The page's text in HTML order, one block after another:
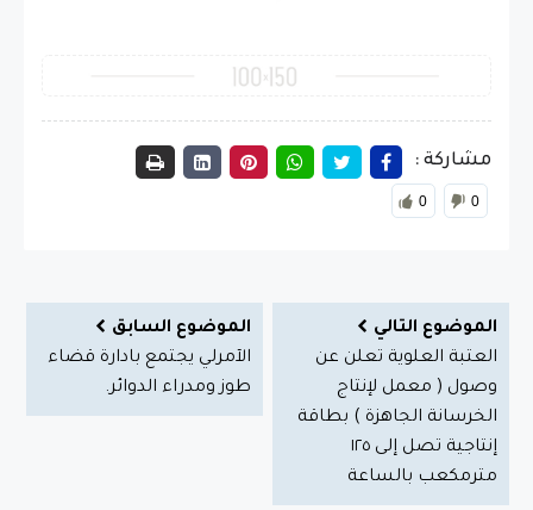
مشاركة :
0 0
الموضوع التالي
العتبة العلوية تعلن عن
وصول ( معمل لإنتاج
الخرسانة الجاهزة ) بطاقة
إنتاجية تصل إلى ١٢٥
مترمكعب بالساعة
الموضوع السابق
الآمرلي يجتمع بادارة قضاء
طوز ومدراء الدوائر.